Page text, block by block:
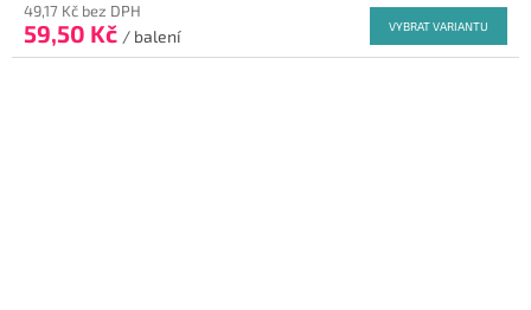
produktu
je
5,0
49,17 Kč bez DPH
59,50 Kč / balení VYBRAT VARIANTU